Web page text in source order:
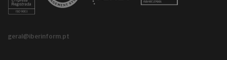
geral@iberinform.pt